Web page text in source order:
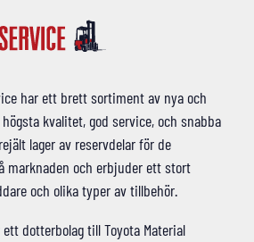
har ett brett sortiment av nya och
kvalitet, god service, och snabba
lager av reservdelar för de
marknaden och erbjuder ett stort
och olika typer av tillbehör.
dotterbolag till Toyota Material